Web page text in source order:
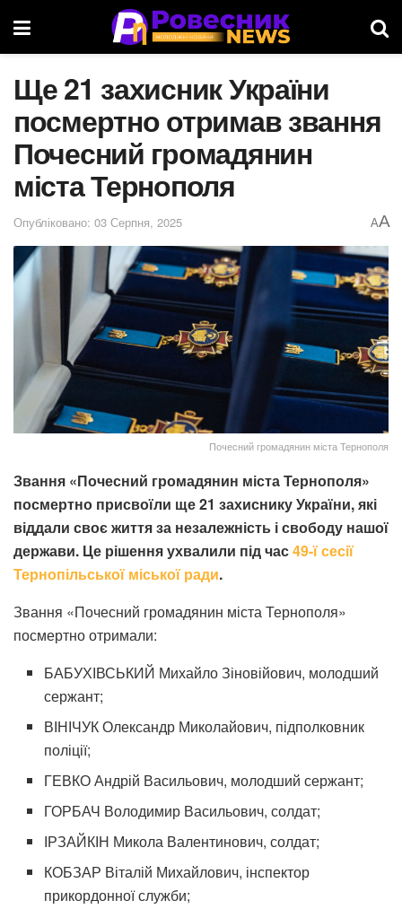
Ще 21 захисник України
посмертно отримав звання
Почесний громадянин
міста Тернополя
Опубліковано: 03 Серпня, 2025 AA
Почесний громадянин міста Тернополя
Звання «Почесний громадянин міста Тернополя»
посмертно присвоїли ще 21 захиснику України, які
віддали своє життя за незалежність і свободу нашої
держави. Це рішення ухвалили під час49-ї сесії
Тернопільської міської ради.
Звання «Почесний громадянин міста Тернополя»
посмертно отримали:
БАБУХІВСЬКИЙ Михайло Зіновійович, молодший
сержант;
ВІНІЧУК Олександр Миколайович, підполковник
поліції;
ГЕВКО Андрій Васильович, молодший сержант;
ГОРБАЧ Володимир Васильович, солдат;
ІРЗАЙКІН Микола Валентинович, солдат;
КОБЗАР Віталій Михайлович, інспектор
прикордонної служби;